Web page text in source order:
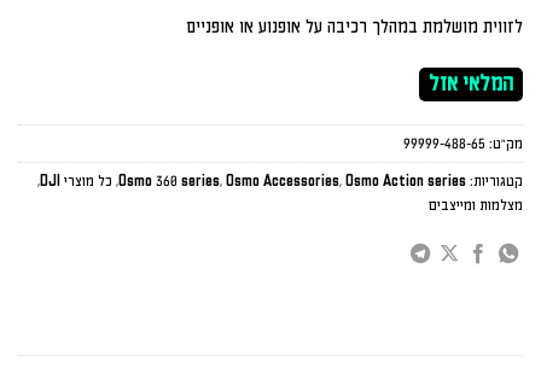
לזווית מושלמת במהלך רכיבה על אופנוע או אופניים
המלאי אזל
מק"ט: 99999-488-65
קטגוריות: Osmo 360 series, Osmo Accessories, Osmo Action series
, כל מוצרי DJI
,
מצלמות ומייצבים